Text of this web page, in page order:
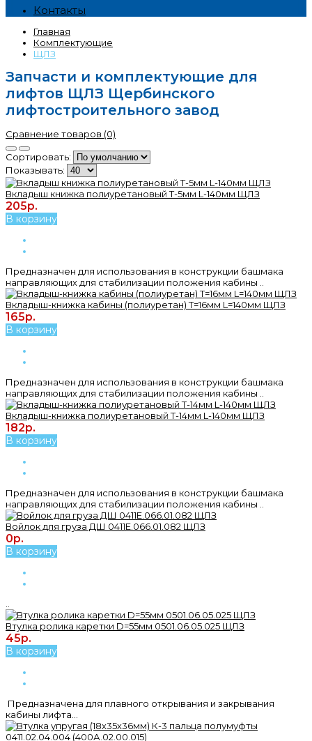
Контакты
Главная
Комплектующие
ЩЛЗ
Запчасти и комплектующие для
лифтов ЩЛЗ Щербинского
лифтостроительного завод
Сравнение товаров (0)
Сортировать:
Показывать:
Вкладыш книжка полиуретановый T-5мм L-140мм ЩЛЗ
205р.
В корзину
Предназначен для использования в конструкции башмака
направляющих для стабилизации положения кабины ..
Вкладыш-книжка кабины (полиуретан) T=16мм L=140мм ЩЛЗ
165р.
В корзину
Предназначен для использования в конструкции башмака
направляющих для стабилизации положения кабины ..
Вкладыш-книжка полиуретановый T-14мм L-140мм ЩЛЗ
182р.
В корзину
Предназначен для использования в конструкции башмака
направляющих для стабилизации положения кабины ..
Войлок для груза ДШ 0411Е.066.01.082 ЩЛЗ
0р.
В корзину
Втулка ролика каретки D=55мм 0501.06.05.025 ЩЛЗ
45р.
В корзину
Предназначена для плавного открывания и закрывания
кабины лифта...